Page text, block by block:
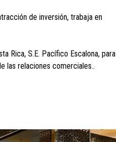
de inversión, trabaja en
Rica, S.E. Pacífico Escalona, para
las relaciones comerciales..